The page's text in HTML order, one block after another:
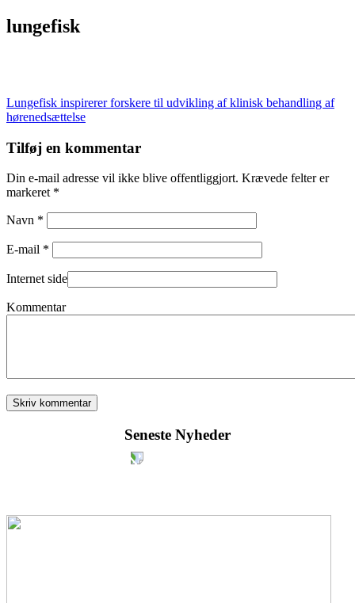
lungefisk
Indlægsnavigation
Lungefisk inspirerer forskere til udvikling af klinisk behandling af
hørenedsættelse
Tilføj en kommentar
Din e-mail adresse vil ikke blive offentliggjort. Krævede felter er
markeret *
Navn *
E-mail *
Internet side
Kommentar
Seneste Nyheder